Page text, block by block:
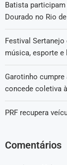
Batista
Dourado no Rio
Festival
música, esporte e
Garotinho cumpre
concede coletiva
PRF recupera
Comentários